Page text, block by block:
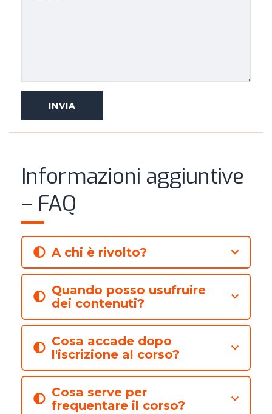
Informazioni aggiuntive
– FAQ
A chi è rivolto?
Quando posso usufruire
dei contenuti?
Cosa accade dopo
l'iscrizione al corso?
Cosa serve per
frequentare il corso?